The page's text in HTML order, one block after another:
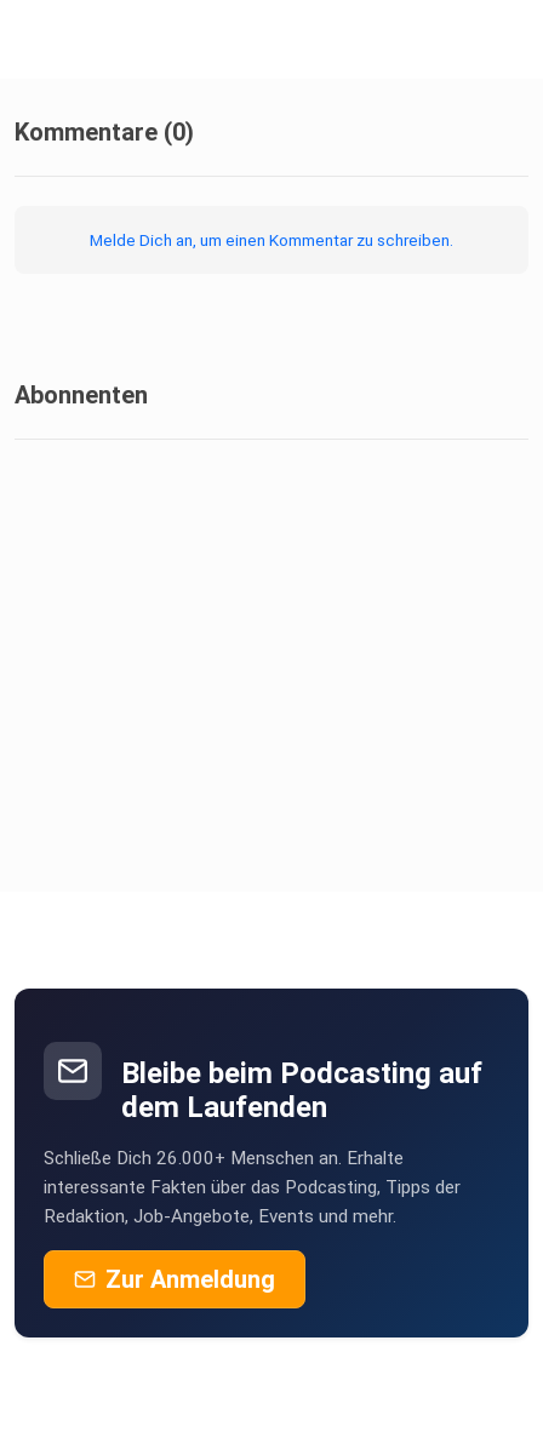
Kommentare (0)
Melde Dich an, um einen Kommentar zu schreiben.
Abonnenten
Bleibe beim Podcasting auf
dem Laufenden
Schließe Dich 26.000+ Menschen an. Erhalte
interessante Fakten über das Podcasting, Tipps der
Redaktion, Job-Angebote, Events und mehr.
Zur Anmeldung